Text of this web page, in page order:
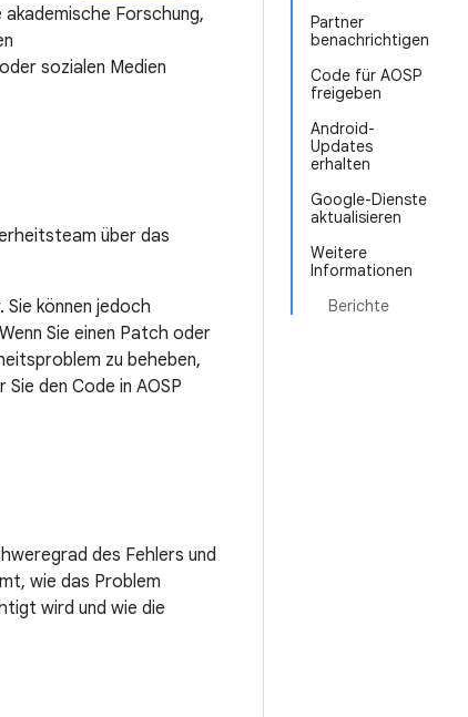
Partner
benachrichtigen
Code für AOSP
freigeben
Android-
Updates
erhalten
Google-Dienste
aktualisieren
Weitere
Informationen
Berichte
Forschung,
sozialen Medien
über das
können jedoch
Sie einen Patch oder
zu beheben,
den Code in AOSP
des Fehlers und
wie das Problem
wird und wie die